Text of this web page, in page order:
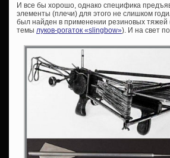
И все бы хорошо, однако специфика
элементы (плечи) для этого не слишком
был найден в применении резиновых
темы луков-рогаток «slingbow»). И на свет